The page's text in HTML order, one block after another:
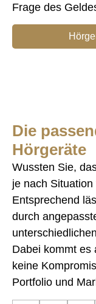
Frage des
Die
Hörgeräte
Wussten Sie,
je nach
Entsprechend
durch
Dabei kommt es
keine
Portfolio und